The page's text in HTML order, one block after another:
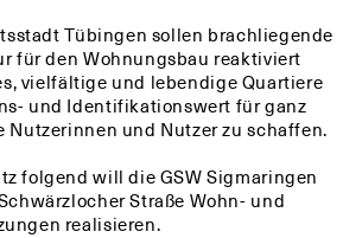
Tübingen sollen brachliegende
für den Wohnungsbau reaktiviert
vielfältige und lebendige Quartiere
und Identifikationswert für ganz
und Nutzer zu schaffen.
folgend will die GSW Sigmaringen
Straße Wohn- und
realisieren.